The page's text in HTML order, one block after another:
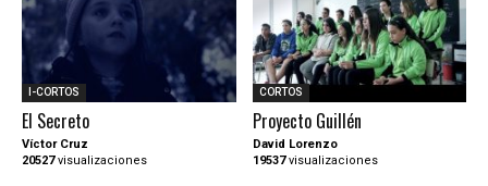
I-CORTOS
El Secreto
Víctor Cruz
20527visualizaciones
CORTOS
Proyecto Guillén
David Lorenzo
19537visualizaciones